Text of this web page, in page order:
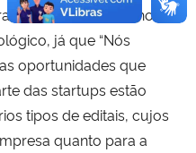
os frutos do trabalho do
já que “Nós
oportunidades que
das startups estão
tipos de editais, cujos
quanto para a